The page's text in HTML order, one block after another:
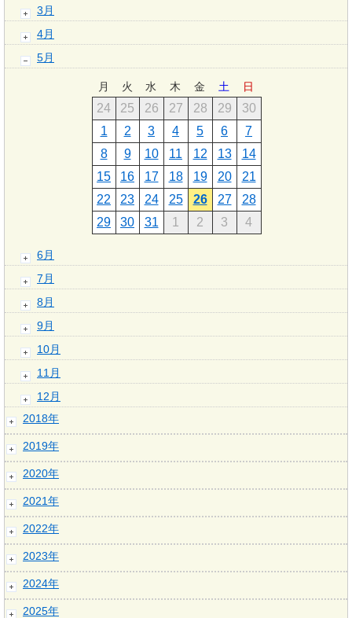
3月
4月
5月
月 火 水 木 金 土 日
24 25 26 27 28 29
30
1
2 3 4 5 6
7
8
9 10 11 12 13
14
15
16 17 18 19 20
21
22
23 24 25 26 27
28
29
30 31 1 2 3 4
6月
7月
8月
9月
10月
11月
12月
2018年
2019年
2020年
2021年
2022年
2023年
2024年
2025年